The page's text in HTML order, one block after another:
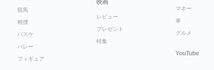
競馬
相撲
バスケ
バレー
フィギュア
映画
レビュー
プレゼント
特集
マネー
車
グルメ
YouTube